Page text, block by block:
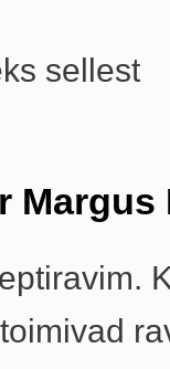
sellest
Margus